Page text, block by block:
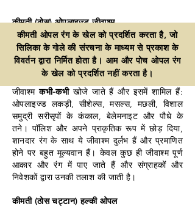
कीमती (ठोस) ओपलाइज्ड जीवाश्म
ऑस्ट्रेलियाई ओपल क्षेत्र जो अब अर्ध-रेगिस्तानी क्षेत्रों
में स्थित हैं, एक समय में प्राचीन, विशाल अंतर्देशीय
समुद्र के नीचे थे, जो मध्य ऑस्ट्रेलिया के अधिकांश
भाग को कवर करता था। प्राकृतिक ओपलाइज्ड
जीवाश्मकभी-कभीखोजे जाते हैं और इसमें शामिल हैं:
ओपलाइज्ड लकड़ी, सीशेल्स, मसल्स, मछली, विशाल
समुद्री सरीसृपों के कंकाल, बेलेमनाइट और पौधे के
तने। पॉलिश और अपने प्राकृतिक रूप में छोड़ दिया,
शानदार रंग के साथ ये जीवाश्म दुर्लभ हैं और प्रमाणित
होने पर बहुत मूल्यवान हैं। केवल कुछ ही जीवाश्म पूर्ण
आकार और रंग में पाए जाते हैं और संग्राहकों और
निवेशकों द्वारा उनकी तलाश की जाती है।
कीमती (ठोस चट्टान) हल्की ओपल
कीमती ओपल रंग के खेल को प्रदर्शित करता है, जो
सिलिका के गोले की संरचना के माध्यम से प्रकाश के
विवर्तन द्वारा निर्मित होता है। आम और पोच ओपल रंग
के खेल को प्रदर्शित नहीं करता है।